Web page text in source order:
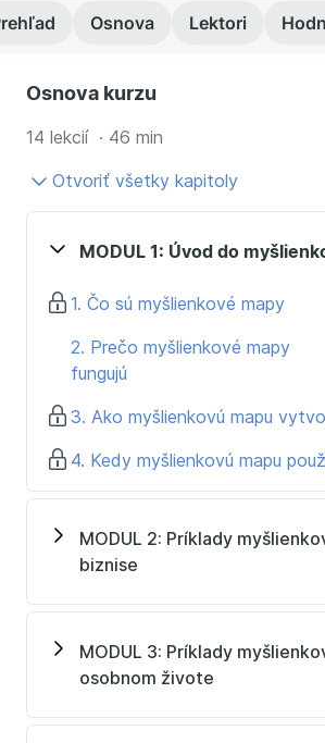
Osnova Lektori
Osnova kurzu
14 lekcií · 46 min
Otvoriť všetky kapitoly
MODUL 1: Úvod do
1. Čo sú myšlienkové mapy
2. Prečo myšlienkové mapy
fungujú
3. Ako myšlienkovú mapu
4. Kedy myšlienkovú mapu
MODUL 2: Príklady
biznise
MODUL 3: Príklady
osobnom živote